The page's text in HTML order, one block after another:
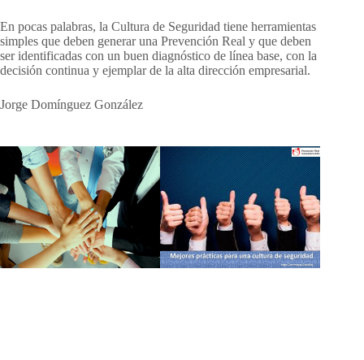
En pocas palabras, la Cultura de Seguridad tiene herramientas
simples que deben generar una Prevención Real y que deben
ser identificadas con un buen diagnóstico de línea base, con la
decisión continua y ejemplar de la alta dirección empresarial.
Jorge Domínguez González